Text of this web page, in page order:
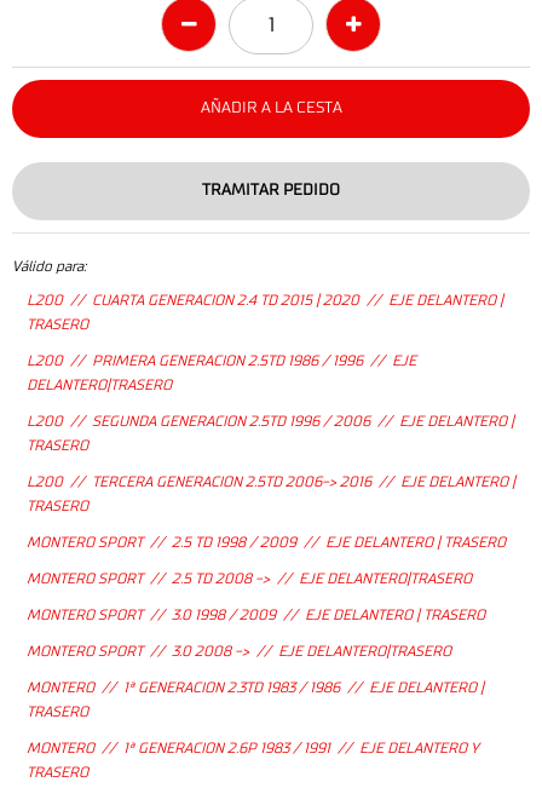
AÑADIR A LA CESTA
TRAMITAR PEDIDO
Válido para:
L200 // CUARTA GENERACION 2.4 TD 2015 | 2020 // EJE DELANTERO |
TRASERO
L200 // PRIMERA GENERACION 2.5TD 1986 / 1996 // EJE
DELANTERO|TRASERO
L200 // SEGUNDA GENERACION 2.5TD 1996 / 2006 // EJE DELANTERO |
TRASERO
L200 // TERCERA GENERACION 2.5TD 2006-> 2016 // EJE DELANTERO |
TRASERO
MONTERO SPORT // 2.5 TD 1998 / 2009 // EJE DELANTERO | TRASERO
MONTERO SPORT // 2.5 TD 2008 -> // EJE DELANTERO|TRASERO
MONTERO SPORT // 3.0 1998 / 2009 // EJE DELANTERO | TRASERO
MONTERO SPORT // 3.0 2008 -> // EJE DELANTERO|TRASERO
MONTERO // 1ª GENERACION 2.3TD 1983 / 1986 // EJE DELANTERO |
TRASERO
MONTERO // 1ª GENERACION 2.6P 1983 / 1991 // EJE DELANTERO Y
TRASERO